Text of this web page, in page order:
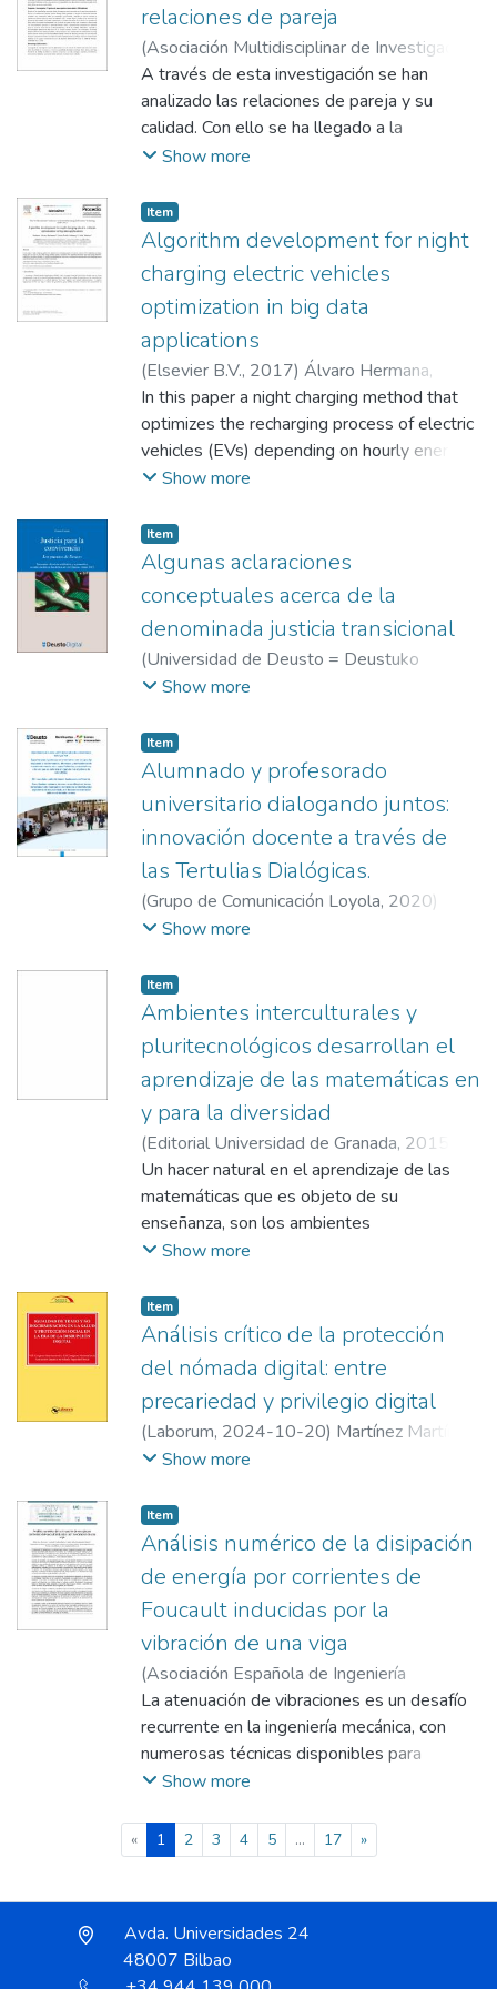
the proposed methodology applied to
several municipalities.
relaciones de pareja
(Asociación Multidisciplinar de Investigación
Educativa. AMIE, 2023)Rosales Reguera,
Elena;Sarrionandia Jayo, María;Marauri
;Peña Guinea, Patricia
A través de esta investigación se han
analizado las relaciones de pareja y su
calidad. Con ello se ha llegado a la
conclusión de que somos capaces de
inicio de la misma, y, por lo tanto, podemos
decidir iniciarla o no. Además, se observa
que el discurso coercitivo aparece al inicio
de la relación. Sin embargo, los resultados
apuntan a la posibilidad de decidir y elegir
esa relación. Para llevar a cabo esta
investigación hemos realizado más de
cuarenta entrevistas. Además, en las
entrevistas realizadas se han respetado los
principios éticos que garantizan la
confidencialidad de los datos de las
Show more
Item
Algorithm development for night
charging electric vehicles
optimization in big data
applications
(Elsevier B.V., 2017) Álvaro Hermana,
;
;
In this paper a night charging method that
optimizes the recharging process of electric
vehicles (EVs) depending on hourly energy
price in a peer to peer (P2P) energy trading
determines how much energy should be
recharged in the battery of each EV and the
corresponding time slot to do it, avoiding
the discontinuities in the charging process
and considering the users' personal mobility
constraints.
Show more
Item
Algunas aclaraciones
conceptuales acerca de la
denominada justicia transicional
(Universidad de Deusto = Deustuko
Unibertsitatea, Servicio de Publicaciones =
Felipe
Show more
Item
Alumnado y profesorado
universitario dialogando juntos:
innovación docente a través de
las Tertulias Dialógicas.
(Grupo de Comunicación Loyola, 2020)
García Carrión, Rocío
Garabieta, Maite
Beatriz
Show more
Item
Ambientes interculturales y
pluritecnológicos desarrollan el
aprendizaje de las matemáticas en
y para la diversidad
(Editorial Universidad de Granada, 2015
Flores López, William Oswaldo;Auzmendi,
Elena
Un hacer natural en el aprendizaje de las
matemáticas que es objeto de su
enseñanza, son los ambientes
interculturales y pluritecnológicos.
distribuir contenidos sino que le supone
proponer un conjunto de actividades y de
tareas que orienten las experiencias en las
que participarán los estudiantes, teniendo
como referencia la diversidad y la
incorporación de tecnología. Así, los
profesores, han de asumir como una de sus
actuación, el seleccionar, organizar, y
planificar las experiencias de aprendizaje
necesarias para que un estudiantes aprenda
en ambientes diversos
Show more
Item
Análisis crítico de la protección
del nómada digital: entre
precariedad y privilegio digital
(Laborum, 2024-10-20) Martínez Martínez,
IreneShow more
Item
Análisis numérico de la disipación
de energía por corrientes de
Foucault inducidas por la
vibración de una viga
(Asociación Española de Ingeniería
Mecánica,2025) Brun Martínez, Mikel;
Cortés Martínez, Fernando;Elejabarrieta
Olabarri, María Jesús
La atenuación de vibraciones es un desafío
recurrente en la ingeniería mecánica, con
numerosas técnicas disponibles para
abordarlo. Entre ellas, las corrientes de
instantánea, naturaleza reversible, y la
ausencia de masa añadida o desgaste en el
interacción entre el movimiento de un
sistema vibrante y un campo magnético
Show more
« 1(current)
2 3 4 5 ... 17 »
Avda. Universidades 24
48007 Bilbao